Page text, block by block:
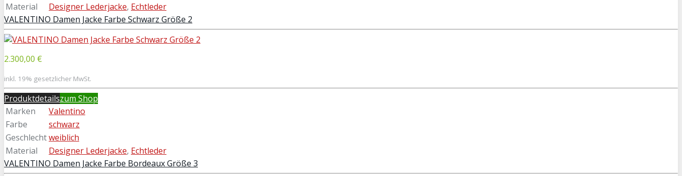
Material
Designer Lederjacke, Echtleder
VALENTINO Damen Jacke Farbe Schwarz Größe 2
2.300,00 €
inkl. 19% gesetzlicher MwSt.
Produktdetailszum Shop
Marken
Valentino
Farbe
schwarz
Geschlechtweiblich
Material
Designer Lederjacke, Echtleder
VALENTINO Damen Jacke Farbe Bordeaux Größe 3